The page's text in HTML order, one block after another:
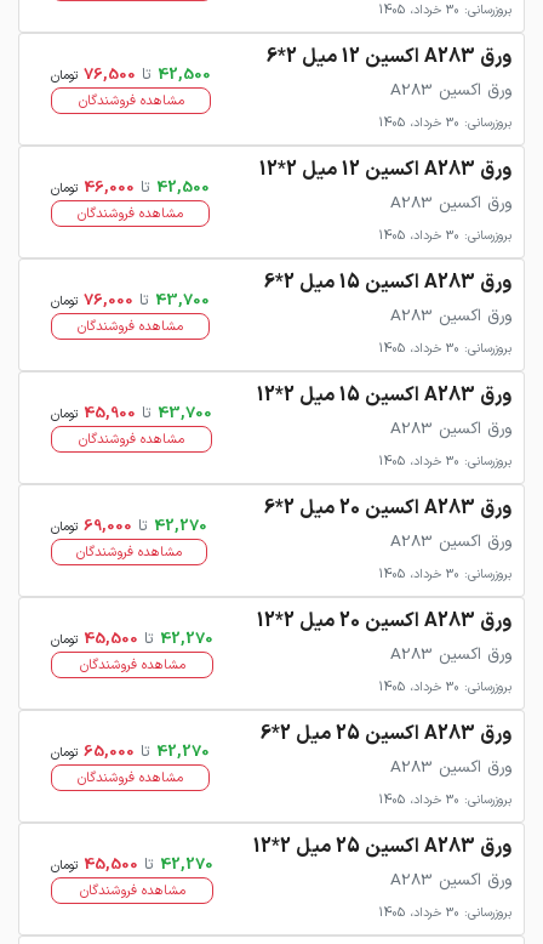
بروزرسانی: 30 خرداد، 1405
ورق A283 اکسین 12 میل 2*6
ورق اکسین A283
بروزرسانی: 30 خرداد، 1405
42,500 تا 76,500 تومان
مشاهده فروشندگان
ورق A283 اکسین 12 میل 2*12
ورق اکسین A283
بروزرسانی: 30 خرداد، 1405
42,500 تا 46,000 تومان
مشاهده فروشندگان
ورق A283 اکسین 15 میل 2*6
ورق اکسین A283
بروزرسانی: 30 خرداد، 1405
43,700 تا 76,000 تومان
مشاهده فروشندگان
ورق A283 اکسین 15 میل 2*12
ورق اکسین A283
بروزرسانی: 30 خرداد، 1405
43,700 تا 45,900 تومان
مشاهده فروشندگان
ورق A283 اکسین 20 میل 2*6
ورق اکسین A283
بروزرسانی: 30 خرداد، 1405
42,270 تا 69,000 تومان
مشاهده فروشندگان
ورق A283 اکسین 20 میل 2*12
ورق اکسین A283
بروزرسانی: 30 خرداد، 1405
42,270 تا 45,500 تومان
مشاهده فروشندگان
ورق A283 اکسین 25 میل 2*6
ورق اکسین A283
بروزرسانی: 30 خرداد، 1405
42,270 تا 65,000 تومان
مشاهده فروشندگان
ورق A283 اکسین 25 میل 2*12
ورق اکسین A283
بروزرسانی: 30 خرداد، 1405
42,270 تا 45,500 تومان
مشاهده فروشندگان